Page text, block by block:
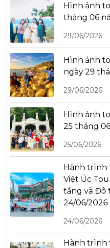
Hình ảnh
tháng 06
29/06/2026
Hình ảnh
ngày 29
29/06/2026
Hình ảnh
25 tháng
25/06/2026
Hành trình
Việt Úc
tầng và Đô
24/06/2026
24/06/2026
Hành trình